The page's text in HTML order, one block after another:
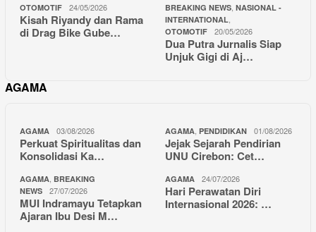
OTOMOTIF 24/05/2026
Kisah Riyandy dan Rama
di Drag Bike Gube…
BREAKING NEWS NASIONAL -
INTERNATIONAL
OTOMOTIF 20/05/2026
Dua Putra Jurnalis Siap
Unjuk Gigi di Aj…
AGAMA
AGAMA 03/08/2026
Perkuat Spiritualitas dan
Konsolidasi Ka…
AGAMA PENDIDIKAN 01/08/2026
Jejak Sejarah Pendirian
UNU Cirebon: Cet…
AGAMA BREAKING
NEWS
27/07/2026
MUI Indramayu Tetapkan
Ajaran Ibu Desi M…
AGAMA 24/07/2026
Hari Perawatan Diri
Internasional 2026: …